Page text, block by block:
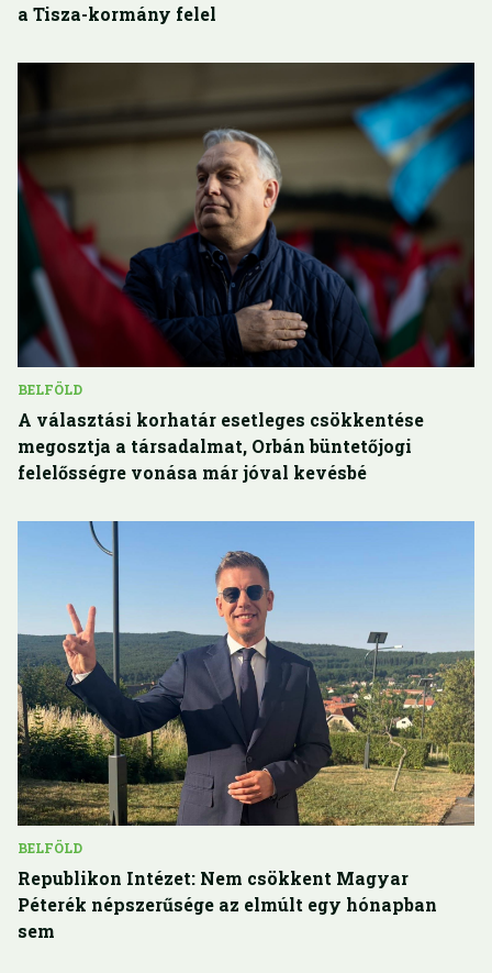
a Tisza-kormány felel
BELFÖLD
A választási korhatár esetleges csökkentése
megosztja a társadalmat, Orbán büntetőjogi
felelősségre vonása már jóval kevésbé
BELFÖLD
Republikon Intézet: Nem csökkent Magyar
Péterék népszerűsége az elmúlt egy hónapban
sem